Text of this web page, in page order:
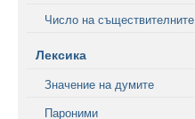
Число на съществителните
Лексика
Значение на думите
Пароними